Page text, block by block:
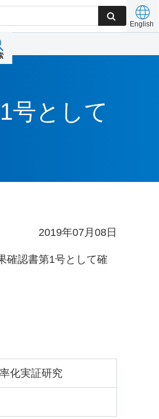
English
号として
2019年07月08日
確認書第1号として確
化実証研究